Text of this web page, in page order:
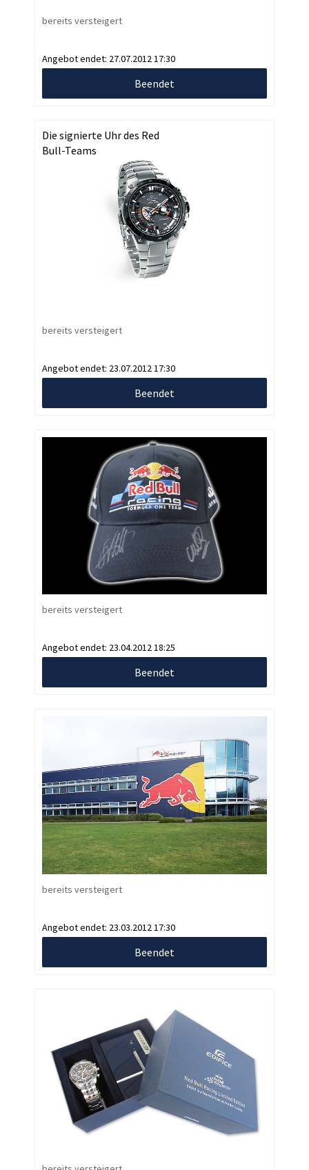
bereits versteigert
Angebot endet: 27.07.2012 17:30
Beendet
Die signierte Uhr des Red
Bull-Teams
bereits versteigert
Angebot endet: 23.07.2012 17:30
Beendet
bereits versteigert
Angebot endet: 23.04.2012 18:25
Beendet
bereits versteigert
Angebot endet: 23.03.2012 17:30
Beendet